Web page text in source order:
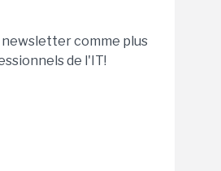
comme plus
de l'IT!